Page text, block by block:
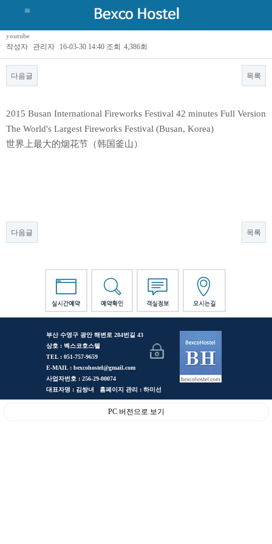
youtube
작성자 관리자 16-03-30 14:40 조회 4,386회
다음글 목록
2015 Busan International Fireworks Festival 42 minutes Full Version
The World's Largest Fireworks Festival (Busan, Korea)
世界上最大的烟花节（韩国釜山）
다음글 목록
부산 수영구 광안 해변로 284번길 43
상호 : 벡스코호스텔
TEL : 051-757-9659
E-MAIL : bexcohostel@gmail.com
사업자번호 : 256-29-00074
대표자명 : 김쌍녀 홈페이지 관리 : 하미선
PC 버전으로 보기